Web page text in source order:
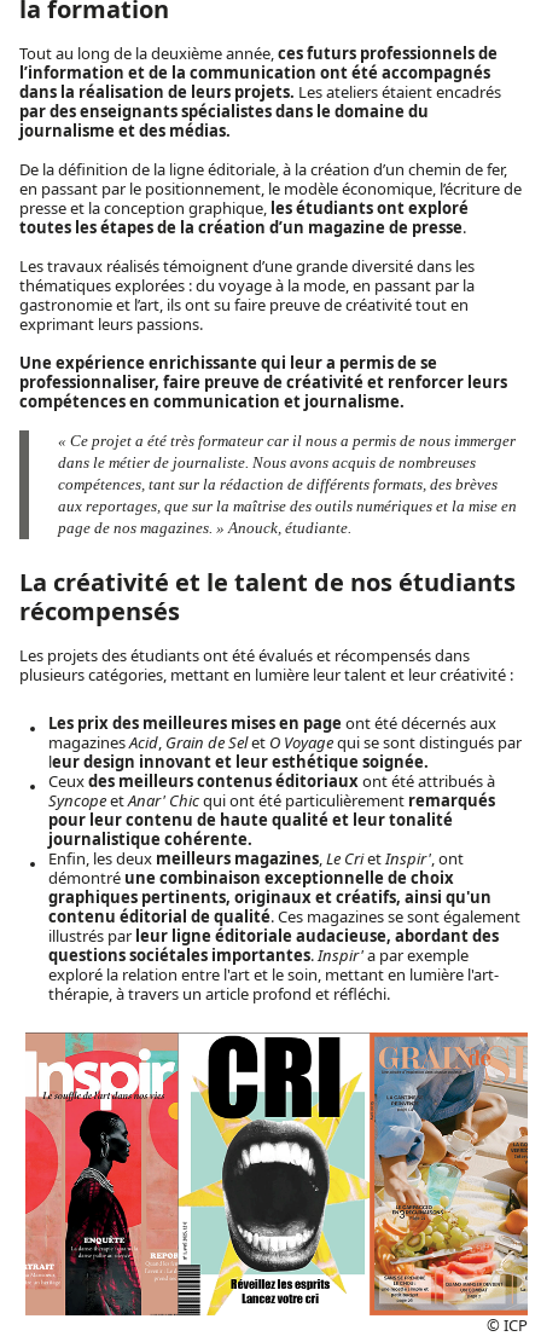
la formation
Tout au long de la deuxième année,ces futurs professionnels de
l’information et de la communication ont été accompagnés
dans la réalisation de leurs projets. Les ateliers étaient encadrés
par des enseignants spécialistes dans le domaine du
journalisme et des médias.
De la définition de la ligne éditoriale, à la création d’un chemin de fer,
en passant par le positionnement, le modèle économique, l’écriture de
presse et la conception graphique, les étudiants ont exploré
toutes les étapes de la création d’un magazine de presse.
Les travaux réalisés témoignent d’une grande diversité dans les
thématiques explorées : du voyage à la mode, en passant par la
gastronomie et l’art, ils ont su faire preuve de créativité tout en
exprimant leurs passions.
Une expérience enrichissante qui leur a permis de se
professionnaliser, faire preuve de créativité et renforcer leurs
compétences en communication et journalisme.
« Ce projet a été très formateur car il nous a permis de nous immerger
dans le métier de journaliste. Nous avons acquis de nombreuses
compétences, tant sur la rédaction de différents formats, des brèves
aux reportages, que sur la maîtrise des outils numériques et la mise en
page de nos magazines. » Anouck, étudiante.
La créativité et le talent de nos étudiants
récompensés
Les projets des étudiants ont été évalués et récompensés dans
plusieurs catégories, mettant en lumière leur talent et leur créativité :
Les prix des meilleures mises en page ont été décernés aux
magazinesAcid, Grain de Selet O Voyagequi se sont distingués par
leur design innovant et leur esthétique soignée.
Ceuxdes meilleurs contenus éditoriauxont été attribués à
SyncopeetAnar' Chicqui ont été particulièrement remarqués
pour leur contenu de haute qualité et leur tonalité
journalistique cohérente.
Enfin, les deux meilleurs magazines,Le CrietInspir', ont
démontré une combinaison exceptionnelle de choix
graphiques pertinents, originaux et créatifs, ainsi qu'un
contenu éditorial de qualité. Ces magazines se sont également
illustrés par leur ligne éditoriale audacieuse, abordant des
questions sociétales importantes.Inspir'a par exemple
exploré la relation entre l'art et le soin, mettant en lumière l'art-
thérapie, à travers un article profond et réfléchi.
© ICP